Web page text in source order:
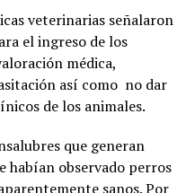
veterinarias señalaron
el ingreso de los
médica,
así como no dar
de los animales.
que generan
habían observado perros
sanos. Por